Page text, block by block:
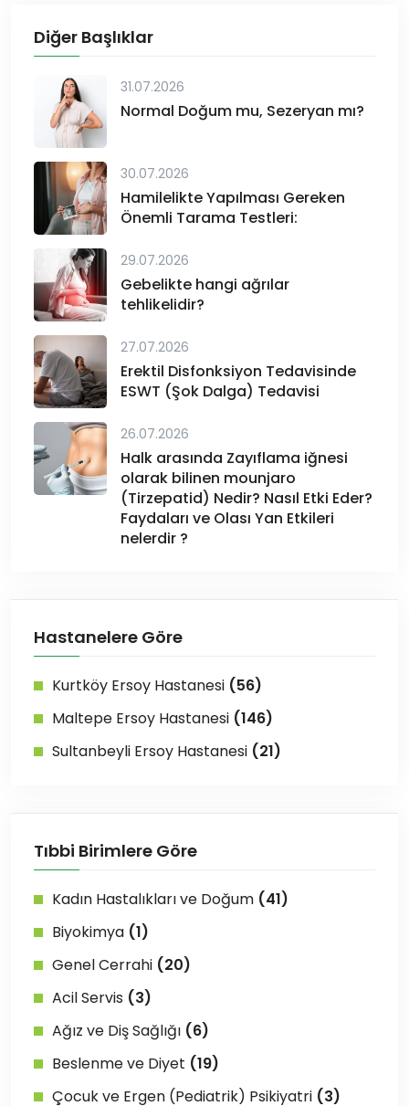
Diğer Başlıklar
31.07.2026
Normal Doğum mu, Sezeryan mı?
30.07.2026
Hamilelikte Yapılması Gereken
Önemli Tarama Testleri:
29.07.2026
Gebelikte hangi ağrılar
tehlikelidir?
27.07.2026
Erektil Disfonksiyon Tedavisinde
ESWT (Şok Dalga) Tedavisi
26.07.2026
Halk arasında Zayıflama iğnesi
olarak bilinen mounjaro
(Tirzepatid) Nedir? Nasıl Etki Eder?
Faydaları ve Olası Yan Etkileri
nelerdir ?
Hastanelere Göre
Kurtköy Ersoy Hastanesi (56)
Maltepe Ersoy Hastanesi (146)
Sultanbeyli Ersoy Hastanesi (21)
Tıbbi Birimlere Göre
Kadın Hastalıkları ve Doğum (41)
Biyokimya (1)
Genel Cerrahi (20)
Acil Servis (3)
Ağız ve Diş Sağlığı (6)
Beslenme ve Diyet (19)
Çocuk ve Ergen (Pediatrik) Psikiyatri (3)